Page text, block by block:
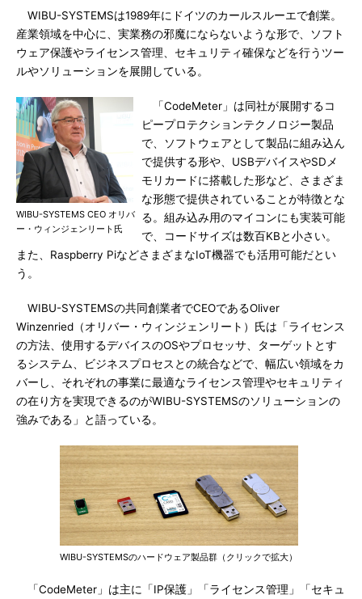
WIBU-SYSTEMSは1989年にドイツのカールスルーエで創業。
産業領域を中心に、実業務の邪魔にならないような形で、ソフト
ウェア保護やライセンス管理、セキュリティ確保などを行うツー
ルやソリューションを展開している。
WIBU-SYSTEMS CEO オリバ
ー・ウィンジェンリート氏
「CodeMeter」は同社が展開するコ
ピープロテクションテクノロジー製品
で、ソフトウェアとして製品に組み込ん
で提供する形や、USBデバイスやSDメ
モリカードに搭載した形など、さまざま
な形態で提供されていることが特徴とな
る。組み込み用のマイコンにも実装可能
で、コードサイズは数百KBと小さい。
また、Raspberry PiなどさまざまなIoT機器でも活用可能だとい
う。
WIBU-SYSTEMSの共同創業者でCEOであるOliver
Winzenried（オリバー・ウィンジェンリート）氏は「ライセンス
の方法、使用するデバイスのOSやプロセッサ、ターゲットとす
るシステム、ビジネスプロセスとの統合などで、幅広い領域をカ
バーし、それぞれの事業に最適なライセンス管理やセキュリティ
の在り方を実現できるのがWIBU-SYSTEMSのソリューションの
強みである」と語っている。
WIBU-SYSTEMSのハードウェア製品群（クリックで拡大）
「CodeMeter」は主に「IP保護」「ライセンス管理」「セキュ